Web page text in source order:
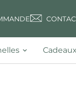
Cadeaux